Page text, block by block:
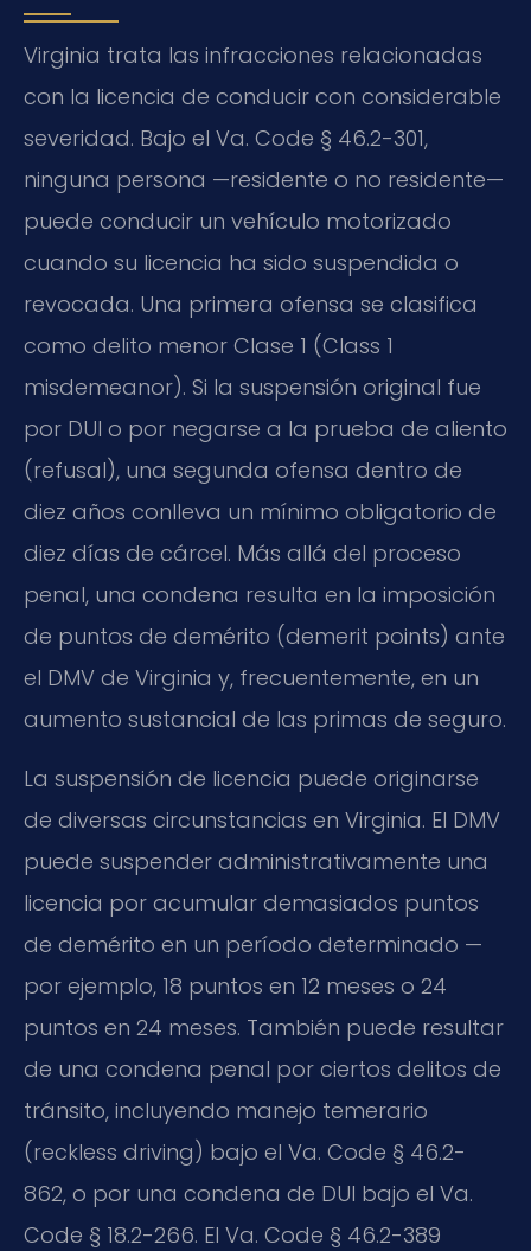
Virginia trata las infracciones relacionadas
con la licencia de conducir con considerable
severidad. Bajo el Va. Code § 46.2-301,
ninguna persona —residente o no residente—
puede conducir un vehículo motorizado
cuando su licencia ha sido suspendida o
revocada. Una primera ofensa se clasifica
como delito menor Clase 1 (Class 1
misdemeanor). Si la suspensión original fue
por DUI o por negarse a la prueba de aliento
(refusal), una segunda ofensa dentro de
diez años conlleva un mínimo obligatorio de
diez días de cárcel. Más allá del proceso
penal, una condena resulta en la imposición
de puntos de demérito (demerit points) ante
el DMV de Virginia y, frecuentemente, en un
aumento sustancial de las primas de seguro.
La suspensión de licencia puede originarse
de diversas circunstancias en Virginia. El DMV
puede suspender administrativamente una
licencia por acumular demasiados puntos
de demérito en un período determinado —
por ejemplo, 18 puntos en 12 meses o 24
puntos en 24 meses. También puede resultar
de una condena penal por ciertos delitos de
tránsito, incluyendo manejo temerario
(reckless driving) bajo el Va. Code § 46.2-
862, o por una condena de DUI bajo el Va.
Code § 18.2-266. El Va. Code § 46.2-389